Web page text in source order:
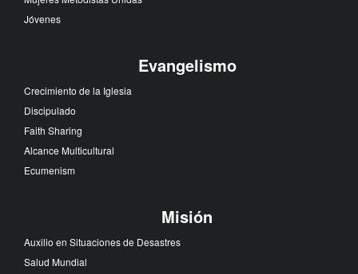
Jóvenes
Evangelismo
Crecimiento de la Iglesia
Discipulado
Faith Sharing
Alcance Multicultural
Ecumenism
Misión
Auxilio en Situaciones de Desastres
Salud Mundial